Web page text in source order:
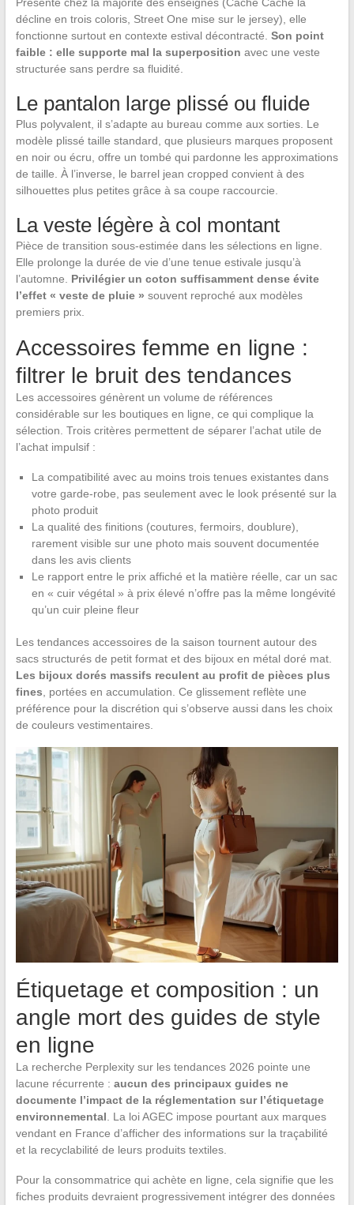
Présente chez la majorité des enseignes (Cache Cache la
décline en trois coloris, Street One mise sur le jersey), elle
fonctionne surtout en contexte estival décontracté. Son point
faible : elle supporte mal la superposition avec une veste
structurée sans perdre sa fluidité.
Le pantalon large plissé ou fluide
Plus polyvalent, il s’adapte au bureau comme aux sorties. Le
modèle plissé taille standard, que plusieurs marques proposent
en noir ou écru, offre un tombé qui pardonne les approximations
de taille. À l’inverse, le barrel jean cropped convient à des
silhouettes plus petites grâce à sa coupe raccourcie.
La veste légère à col montant
Pièce de transition sous-estimée dans les sélections en ligne.
Elle prolonge la durée de vie d’une tenue estivale jusqu’à
l’automne. Privilégier un coton suffisamment dense évite
l’effet « veste de pluie » souvent reproché aux modèles
premiers prix.
Accessoires femme en ligne :
filtrer le bruit des tendances
Les accessoires génèrent un volume de références
considérable sur les boutiques en ligne, ce qui complique la
sélection. Trois critères permettent de séparer l’achat utile de
l’achat impulsif :
La compatibilité avec au moins trois tenues existantes dans
votre garde-robe, pas seulement avec le look présenté sur la
photo produit
La qualité des finitions (coutures, fermoirs, doublure),
rarement visible sur une photo mais souvent documentée
dans les avis clients
Le rapport entre le prix affiché et la matière réelle, car un sac
en « cuir végétal » à prix élevé n’offre pas la même longévité
qu’un cuir pleine fleur
Les tendances accessoires de la saison tournent autour des
sacs structurés de petit format et des bijoux en métal doré mat.
Les bijoux dorés massifs reculent au profit de pièces plus
fines, portées en accumulation. Ce glissement reflète une
préférence pour la discrétion qui s’observe aussi dans les choix
de couleurs vestimentaires.
Étiquetage et composition : un
angle mort des guides de style
en ligne
La recherche Perplexity sur les tendances 2026 pointe une
lacune récurrente : aucun des principaux guides ne
documente l’impact de la réglementation sur l’étiquetage
environnemental . La loi AGEC impose pourtant aux marques
vendant en France d’afficher des informations sur la traçabilité
et la recyclabilité de leurs produits textiles.
Pour la consommatrice qui achète en ligne, cela signifie que les
fiches produits devraient progressivement intégrer des données